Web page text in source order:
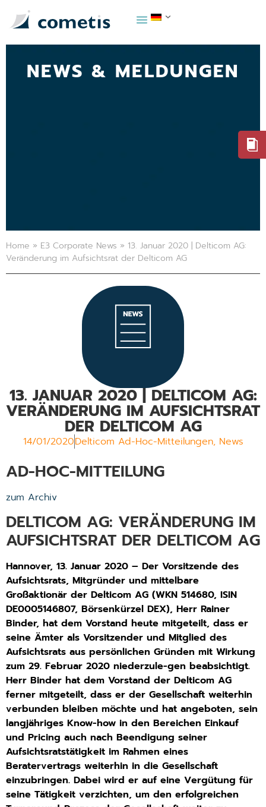
NEWS & MELDUNGEN
Home » E3 Corporate News » 13. Januar 2020 | Delticom AG:
Veränderung im Aufsichtsrat der Delticom AG
13. JANUAR 2020 | DELTICOM AG:
VERÄNDERUNG IM AUFSICHTSRAT
DER DELTICOM AG
14/01/2020Delticom Ad-Hoc-Mitteilungen, News
AD-HOC-MITTEILUNG
zum Archiv
DELTICOM AG: VERÄNDERUNG IM
AUFSICHTSRAT DER DELTICOM AG
Hannover, 13. Januar 2020 – Der Vorsitzende des
Aufsichtsrats, Mitgründer und mittelbare
Großaktionär der Delticom AG (WKN 514680, ISIN
DE0005146807, Börsenkürzel DEX), Herr Rainer
Binder, hat dem Vorstand heute mitgeteilt, dass er
seine Ämter als Vorsitzender und Mitglied des
Aufsichtsrats aus persönlichen Gründen mit Wirkung
zum 29. Februar 2020 niederzule-gen beabsichtigt.
Herr Binder hat dem Vorstand der Delticom AG
ferner mitgeteilt, dass er der Gesellschaft weiterhin
verbunden bleiben möchte und hat angeboten, sein
langjähriges Know-how in den Bereichen Einkauf
und Pricing auch nach Beendigung seiner
Aufsichtsratstätigkeit im Rahmen eines
Beratervertrags weiterhin in die Gesellschaft
einzubringen. Dabei wird er auf eine Vergütung für
seine Tätigkeit verzichten, um den erfolgreichen